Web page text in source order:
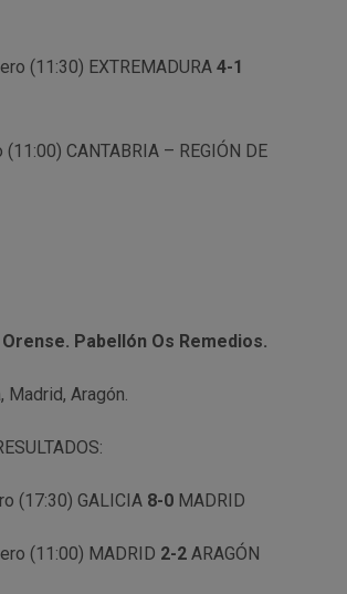
(11:30) EXTREMADURA 4-1
CANTABRIA – REGIÓN DE
Orense. Pabellón Os Remedios.
Madrid, Aragón.
(17:30) GALICIA 8-0 MADRID
(11:00) MADRID 2-2 ARAGÓN